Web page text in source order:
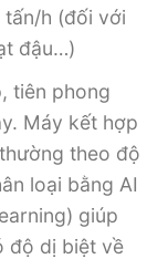
h (đối với
đậu…)
tiên phong
Máy kết hợp
theo độ
loại bằng AI
giúp
độ dị biệt về